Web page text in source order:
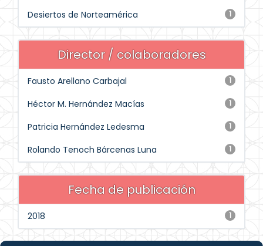
1
Desiertos de Norteamérica
Director / colaboradores
1
Fausto Arellano Carbajal
1
Héctor M. Hernández Macías
1
Patricia Hernández Ledesma
1
Rolando Tenoch Bárcenas Luna
Fecha de publicación
1
2018